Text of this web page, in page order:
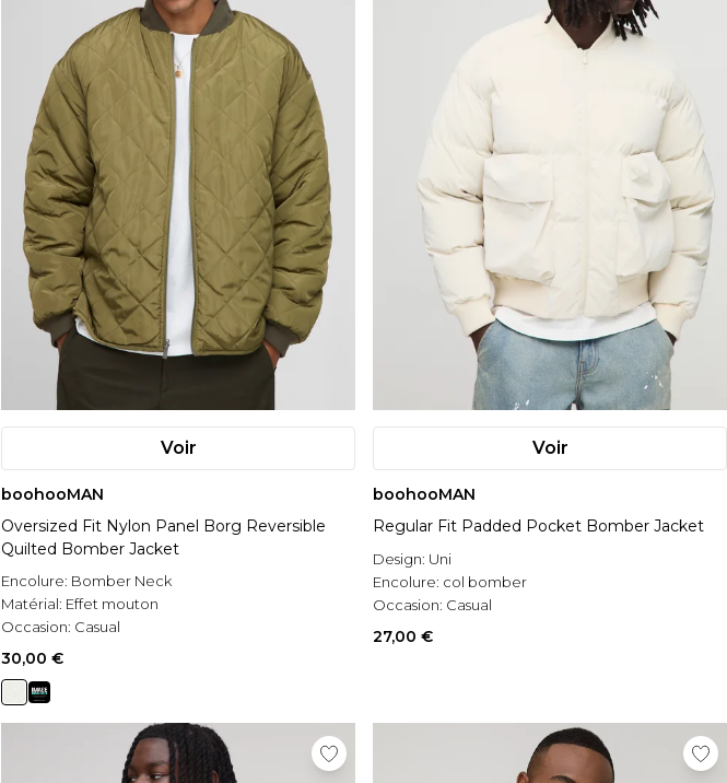
Voir
boohooMAN
Oversized Fit Nylon Panel Borg Reversible
Quilted Bomber Jacket
Encolure: Bomber Neck
Matérial: Effet mouton
Occasion: Casual
30,00 €
Voir
boohooMAN
Regular Fit Padded Pocket Bomber Jacket
Design: Uni
Encolure: col bomber
Occasion: Casual
27,00 €